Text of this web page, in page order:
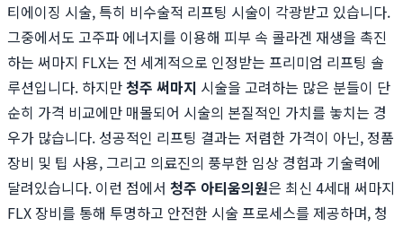
티에이징 시술, 특히 비수술적 리프팅 시술이 각광받고 있습니다.
그중에서도 고주파 에너지를 이용해 피부 속 콜라겐 재생을 촉진
하는 써마지 FLX는 전 세계적으로 인정받는 프리미엄 리프팅 솔
루션입니다. 하지만청주 써마지 시술을 고려하는 많은 분들이 단
순히 가격 비교에만 매몰되어 시술의 본질적인 가치를 놓치는 경
우가 많습니다. 성공적인 리프팅 결과는 저렴한 가격이 아닌, 정품
장비 및 팁 사용, 그리고 의료진의 풍부한 임상 경험과 기술력에
달려있습니다. 이런 점에서 청주 아티움의원은 최신 4세대 써마지
FLX 장비를 통해 투명하고 안전한 시술 프로세스를 제공하며, 청